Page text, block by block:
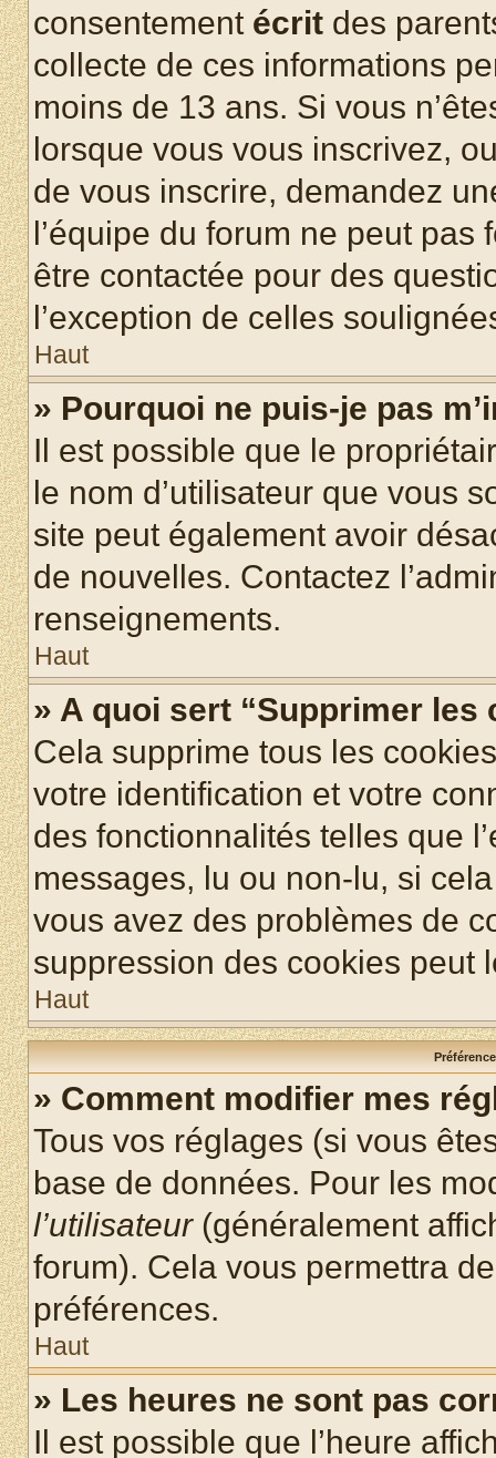
consentement écrit des
collecte de ces informations
moins de 13 ans. Si vous
lorsque vous vous inscrivez,
de vous inscrire, demandez
l’équipe du forum ne peut
être contactée pour des
l’exception de celles
Haut
» Pourquoi ne puis-je pas
Il est possible que le
le nom d’utilisateur que vous
site peut également avoir
de nouvelles. Contactez
renseignements.
Haut
» A quoi sert “Supprimer les
Cela supprime tous les
votre identification et votre
des fonctionnalités telles que
messages, lu ou non-lu, si
vous avez des problèmes de
suppression des cookies peut
Haut
» Comment modifier mes
Tous vos réglages (si vous
base de données. Pour les
l’utilisateur(généralement
forum). Cela vous permettra
préférences.
Haut
» Les heures ne sont pas
Il est possible que l’heure